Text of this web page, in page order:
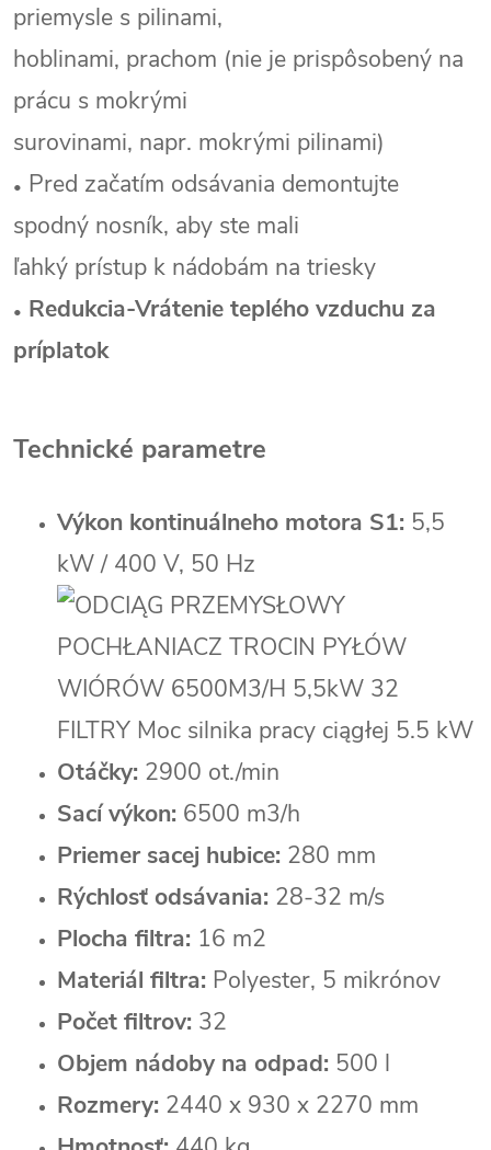
priemysle s pilinami,
hoblinami, prachom (nie je prispôsobený na
prácu s mokrými
surovinami, napr. mokrými pilinami)
• Pred začatím odsávania demontujte
spodný nosník, aby ste mali
ľahký prístup k nádobám na triesky
• Redukcia-Vrátenie teplého vzduchu za
príplatok
Technické parametre
Výkon kontinuálneho motora S1: 5,5
kW / 400 V, 50 Hz
Otáčky: 2900 ot./min
Sací výkon: 6500 m3/h
Priemer sacej hubice: 280 mm
Rýchlosť odsávania: 28-32 m/s
Plocha filtra: 16 m2
Materiál filtra: Polyester, 5 mikrónov
Počet filtrov: 32
Objem nádoby na odpad: 500 l
Rozmery: 2440 x 930 x 2270 mm